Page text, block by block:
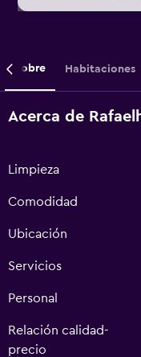
Sobre Habitaciones
Acerca de
Limpieza
Comodidad
Ubicación
Servicios
Personal
Relación calidad-
precio